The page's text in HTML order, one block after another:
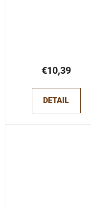
€10,39
DETAIL